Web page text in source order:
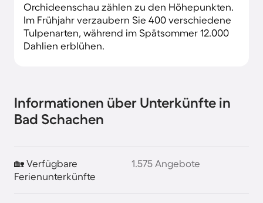
Orchideenschau zählen zu den Höhepunkten.
Im Frühjahr verzaubern Sie 400 verschiedene
Tulpenarten, während im Spätsommer 12.000
Dahlien erblühen.
Informationen über Unterkünfte in
Bad Schachen
🏡 Verfügbare
Ferienunterkünfte
1.575 Angebote